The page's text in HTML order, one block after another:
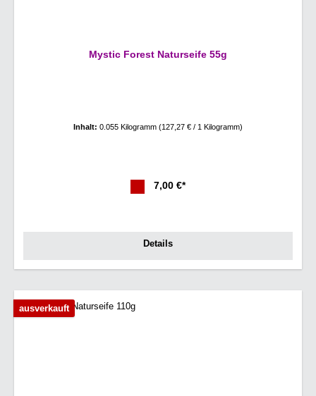
Mystic Forest Naturseife 55g
Inhalt: 0.055 Kilogramm (127,27 € / 1 Kilogramm)
7,00 €*
Details
ausverkauft